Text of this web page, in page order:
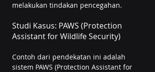
melakukan tindakan pencegahan.
Studi Kasus: PAWS (Protection
Assistant for Wildlife Security)
Contoh dari pendekatan ini adalah
sistem PAWS (Protection Assistant for